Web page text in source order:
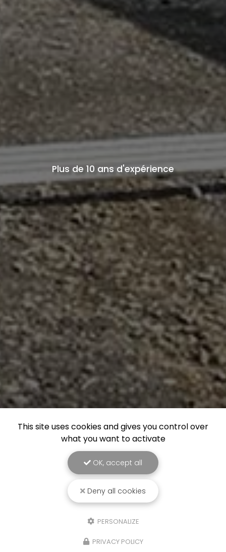
Plus de 10 ans d'expérience
This site uses cookies and gives you control over
what you want to activate
OK, accept all
Deny all cookies
PERSONALIZE
PRIVACY POLICY